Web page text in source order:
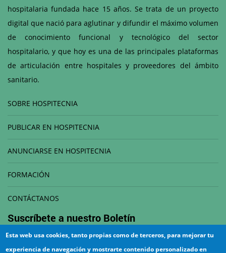
hospitalaria fundada hace 15 años. Se trata de un proyecto
digital que nació para aglutinar y difundir el máximo volumen
de conocimiento funcional y tecnológico del sector
hospitalario, y que hoy es una de las principales plataformas
de articulación entre hospitales y proveedores del ámbito
sanitario.
SOBRE HOSPITECNIA
PUBLICAR EN HOSPITECNIA
ANUNCIARSE EN HOSPITECNIA
FORMACIÓN
CONTÁCTANOS
Suscríbete a nuestro Boletín
Esta web usa cookies, tanto propias como de terceros, para mejorar tu
experiencia de navegación y mostrarte contenido personalizado en